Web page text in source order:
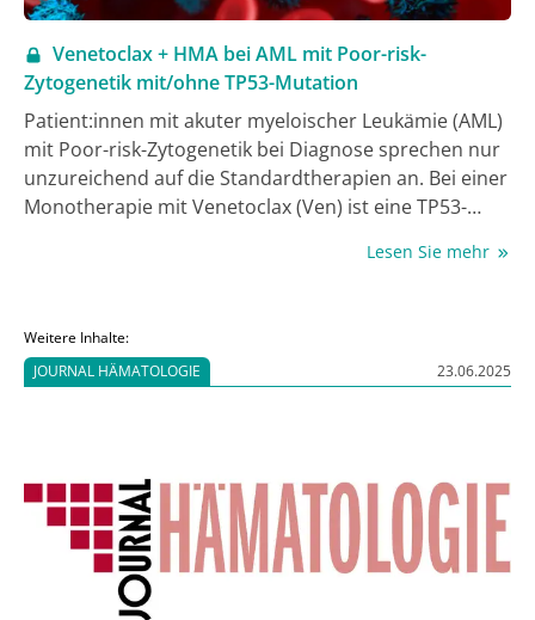
Venetoclax + HMA bei AML mit Poor-risk-
Zytogenetik mit/ohne TP53-Mutation
Patient:innen mit akuter myeloischer Leukämie (AML)
mit Poor-risk-Zytogenetik bei Diagnose sprechen nur
unzureichend auf die Standardtherapien an. Bei einer
Monotherapie mit Venetoclax (Ven) ist eine TP53-
wie präklinische und klinische Daten zeigen. Beim ASH
hypomethylierende Substanzen (HMA) bei
Patient:innen mit therapienaiver AML mit Poor-risk-
Lesen Sie mehr
Weitere Inhalte:
JOURNAL HÄMATOLOGIE
23.06.2025